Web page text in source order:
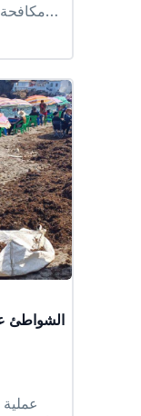
مكافحة
تنظيف الشواطئ